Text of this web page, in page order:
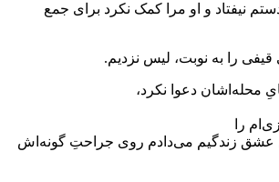
نیفتاد و او مرا کمک نکرد برای جمع
را به نوبت، لیس نزدیم.
محله‌اشان دعوا نکرد،
را
عشق زندگیم می‌دادم روی جراحتِ گونه‌اش